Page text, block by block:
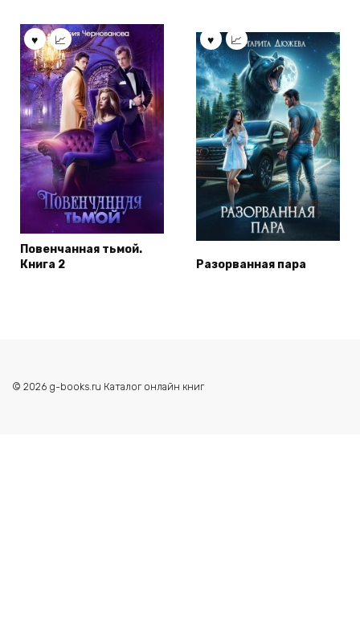
Повенчанная тьмой.
Книга 2
Разорванная пара
© 2026 g-books.ru Каталог онлайн книг